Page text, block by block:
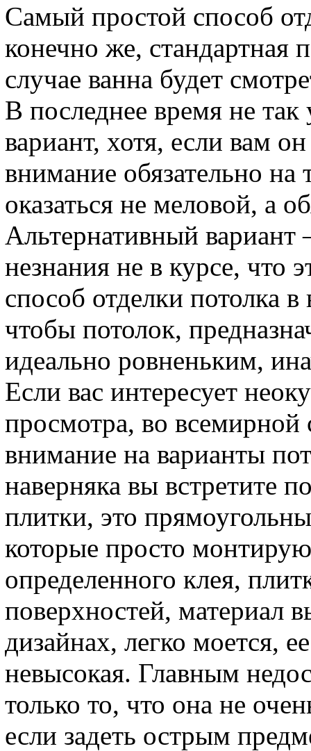
Самый простой способ
конечно же, стандартная
случае ванна будет
В последнее время не
вариант, хотя, если вам
внимание обязательно на
оказаться не меловой, а
Альтернативный вариант
незнания не в курсе, что
способ отделки потолка
чтобы потолок,
идеально ровненьким,
Если вас интересует
просмотра, во всемирной
внимание на варианты
наверняка вы встретите
плитки, это
которые просто
определенного клея,
поверхностей, материал
дизайнах, легко моется,
невысокая. Главным
только то, что она не
если задеть острым